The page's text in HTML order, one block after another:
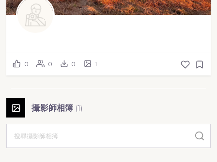
0 0 0 1
攝影師相簿 (1)